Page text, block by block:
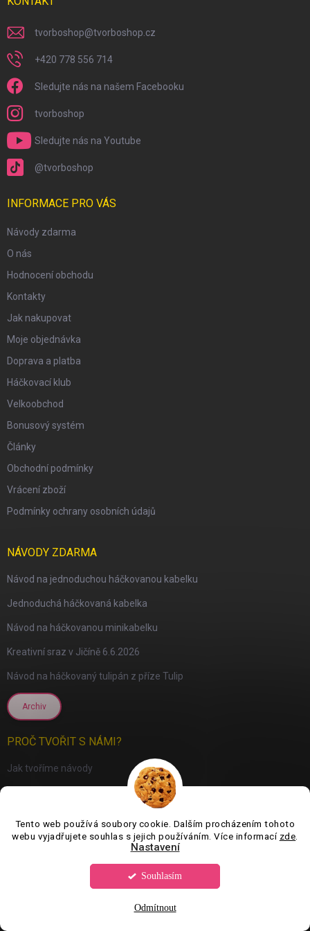
Tento web používá soubory cookie. Dalším procházením tohoto
webu vyjadřujete souhlas s jejich používáním. Více informací zde
Nastavení
Odmítnout
Souhlasím
tvorboshop@tvorboshop.cz
+420 778 556 714
Sledujte nás na našem Facebooku
tvorboshop
Sledujte nás na Youtube
@tvorboshop
INFORMACE PRO VÁS
Návody zdarma
O nás
Hodnocení obchodu
Kontakty
Jak nakupovat
Moje objednávka
Doprava a platba
Háčkovací klub
Velkoobchod
Bonusový systém
Články
Obchodní podmínky
Vrácení zboží
Podmínky ochrany osobních údajů
NÁVODY ZDARMA
Návod na jednoduchou háčkovanou kabelku
Jednoduchá háčkovaná kabelka
Návod na háčkovanou minikabelku
Kreativní sraz v Jičíně 6.6.2026
Návod na háčkovaný tulipán z příze Tulip
Archiv
PROČ TVOŘIT S NÁMI?
Jak tvoříme návody
Poradíme s výběrem
PŘIJÍMÁME ONLINE PLATBY